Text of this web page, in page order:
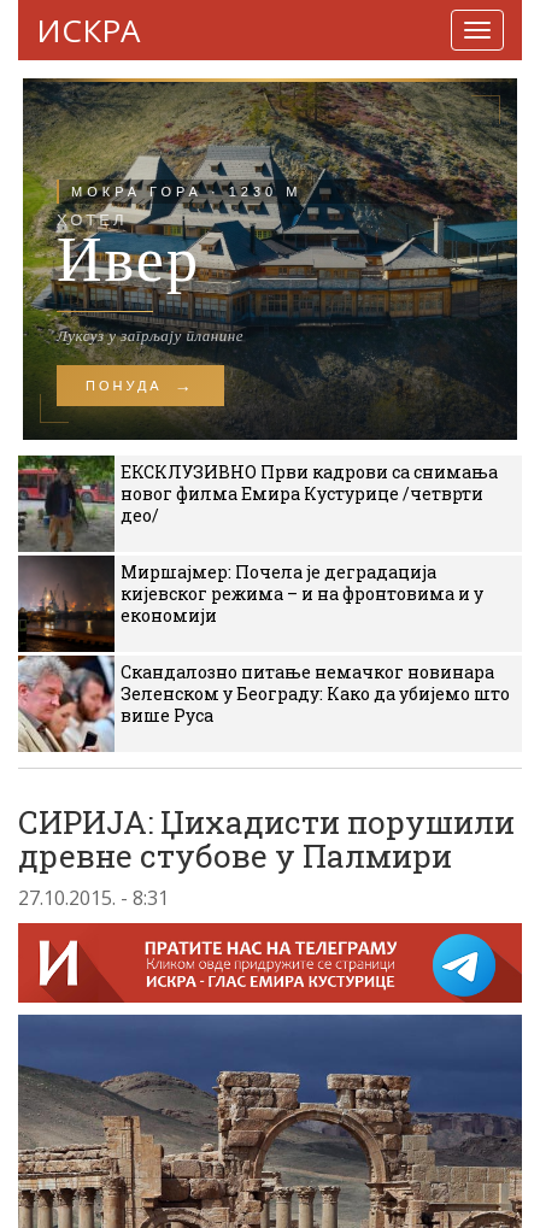
ИСКРА
ЕКСКЛУЗИВНО Први кадрови са снимања
новог филма Емира Кустурице /четврти
део/
Миршајмер: Почела је деградација
кијевског режима – и на фронтовима и у
економији
Скандалозно питање немачког новинара
Зеленском у Београду: Како да убијемо што
више Руса
СИРИЈА: Џихадисти порушили
древне стубове у Палмири
27.10.2015. - 8:31